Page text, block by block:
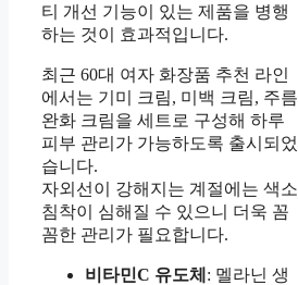
티 개선 기능이 있는 제품을 병행
하는 것이 효과적입니다.
최근 60대 여자 화장품 추천 라인
에서는 기미 크림, 미백 크림, 주름
완화 크림을 세트로 구성해 하루
피부 관리가 가능하도록 출시되었
습니다.
자외선이 강해지는 계절에는 색소
침착이 심해질 수 있으니 더욱 꼼
꼼한 관리가 필요합니다.
비타민C 유도체 : 멜라닌 생